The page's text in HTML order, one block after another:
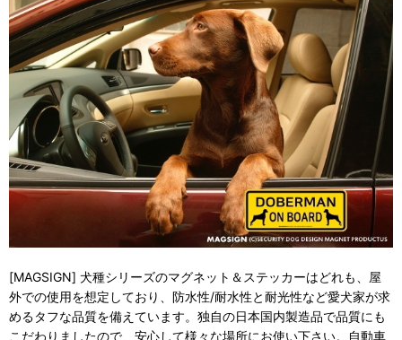
[MAGSIGN] 犬種シリーズのマグネット＆ステッカーはどれも、屋
外での使用を想定しており、防水性/耐水性と耐光性など愛犬家が求
めるタフな品質を備えています。独自の日本国内製造品で品質にも
こだわりましたので、安心して様々な場所にお使い下さい。自動車